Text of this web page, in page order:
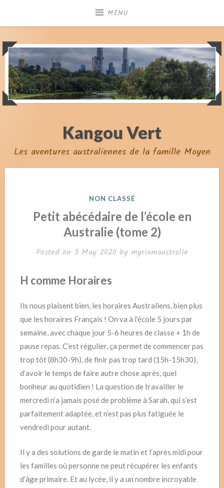
MENU
Kangou Vert
Les aventures australiennes de la famille Moyen
POSTED
NON CLASSÉ
Petit abécédaire de l’école en
Australie (tome 2)
Posted on 3 May 2020 by myriamaustralie
H comme Horaires
Ils nous plaisent bien, les horaires Australiens, bien plus
que les horaires Français ! On va à l’école 5 jours par
semaine, avec chaque jour 5-6 heures de classe + 1h de
pause repas. C’est régulier, ça permet de commencer pas
trop tôt (8h30-9h), de finir pas trop tard (15h-15h30),
d’avoir le temps de faire autre chose après, quel
bonheur au quotidien ! La question de travailler le
mercredi n’a jamais posé de problème à Sarah, qui s’est
parfaitement adaptée, et n’est pas plus fatiguée le
vendredi pour autant.
Il y a des solutions de garde le matin et l’après midi pour
les familles où personne ne peut récupérer les enfants
d’âge primaire. Et au lycée, il y a un nombre incroyable